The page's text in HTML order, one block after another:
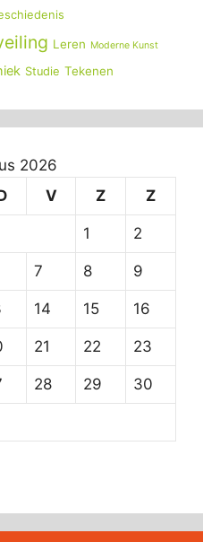
Leren Moderne Kunst
Studie Tekenen
2026
V Z Z
1 2
7 8 9
14 15 16
21 22 23
28 29 30